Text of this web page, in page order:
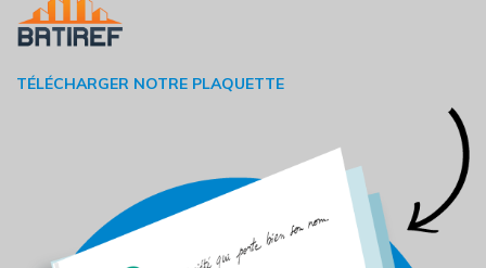
TÉLÉCHARGER NOTRE PLAQUETTE